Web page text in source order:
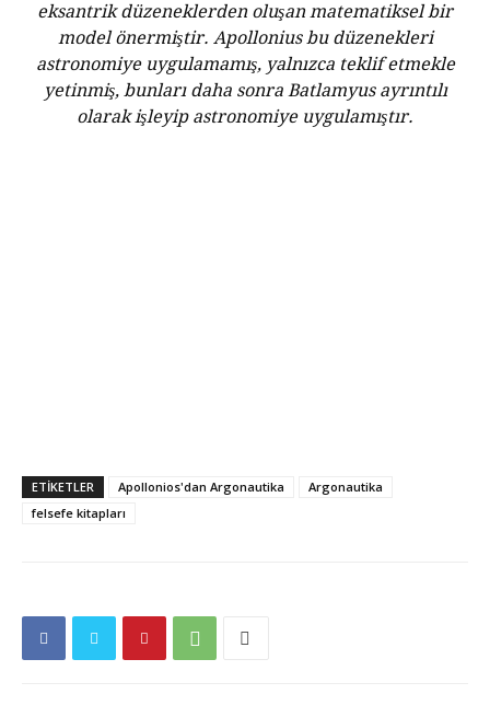
eksantrik düzeneklerden oluşan matematiksel bir
model önermiştir. Apollonius bu düzenekleri
astronomiye uygulamamış, yalnızca teklif etmekle
yetinmiş, bunları daha sonra Batlamyus ayrıntılı
olarak işleyip astronomiye uygulamıştır.
ETIKETLER Apollonios'dan Argonautika
Argonautika
felsefe kitapları